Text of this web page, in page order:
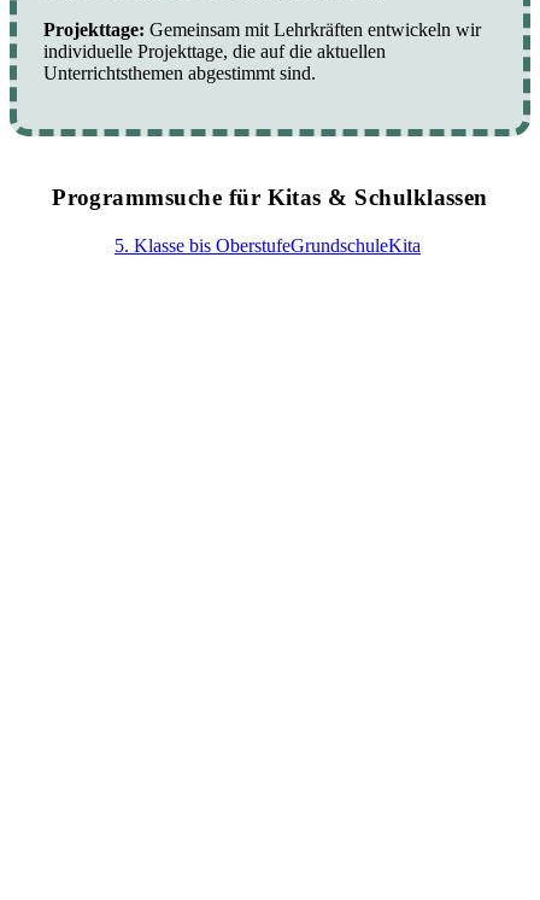
Projekttage: Gemeinsam mit Lehrkräften entwickeln wir
individuelle Projekttage, die auf die aktuellen
Unterrichtsthemen abgestimmt sind.
Programmsuche für Kitas & Schulklassen
5. Klasse bis OberstufeGrundschuleKita